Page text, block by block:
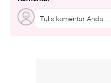
Tulis komentar Anda....